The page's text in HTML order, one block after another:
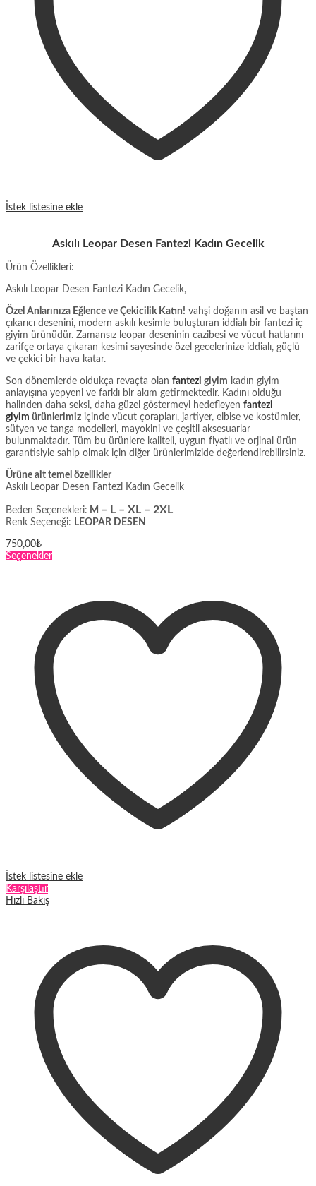
İstek listesine ekle
Askılı Leopar Desen Fantezi Kadın Gecelik
Ürün Özellikleri:
Askılı Leopar Desen Fantezi Kadın Gecelik,
Özel Anlarınıza Eğlence ve Çekicilik Katın! vahşi doğanın asil ve baştan
çıkarıcı desenini, modern askılı kesimle buluşturan iddialı bir fantezi iç
giyim ürünüdür. Zamansız leopar deseninin cazibesi ve vücut hatlarını
zarifçe ortaya çıkaran kesimi sayesinde özel gecelerinize iddialı, güçlü
ve çekici bir hava katar.
Son dönemlerde oldukça revaçta olan fantezi giyim kadın giyim
anlayışına yepyeni ve farklı bir akım getirmektedir. Kadını olduğu
halinden daha seksi, daha güzel göstermeyi hedefleyen fantezi
giyim ürünlerimiz içinde vücut çorapları, jartiyer, elbise ve kostümler,
sütyen ve tanga modelleri, mayokini ve çeşitli aksesuarlar
bulunmaktadır. Tüm bu ürünlere kaliteli, uygun fiyatlı ve orjinal ürün
garantisiyle sahip olmak için diğer ürünlerimizide değerlendirebilirsiniz.
Ürüne ait temel özellikler
Askılı Leopar Desen Fantezi Kadın Gecelik
Beden Seçenekleri: M – L – XL – 2XL
Renk Seçeneği: LEOPAR DESEN
750,00₺
SeçeneklerBu
varyasyonu
var.
Seçenekler
ürün
sayfasından
seçilebilir
İstek listesine ekle
Karşılaştır
Hızlı Bakış